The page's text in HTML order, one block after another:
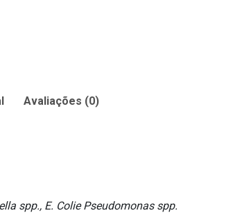
Avaliações (0)
spp., E. Colie Pseudomonas spp.